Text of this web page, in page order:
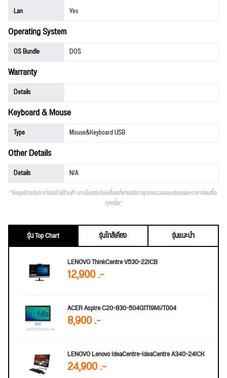
Lan
Yes
Operating System
OS Bundle DOS
Warranty
Details
Keyboard & Mouse
Type Mouse&Keyboard USB
Other Details
Details N/A
*ข้อมูลอ้างอิงจากโปรชัวร์ร้านค้า อาจไม่ตรงกับเครื่องที่ขายจริง กรุณาตรวจสอบสเปคและราคาก่อนซื้อ
ทุกครั้ง*
รุ่น Top Chart รุ่นใกล้เคียง
รุ่นแนะนำ
LENOVO ThinkCentre V530-22ICB
12,900 .-
ACER Aspire C20-830-504G1T19Mi/T004
8,900 .-
LENOVO Lenovo IdeaCentre-IdeaCentre A340-24ICK
24,900 .-